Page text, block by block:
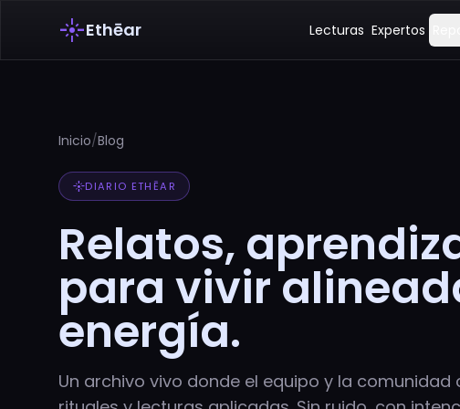
flareEthēar Lecturas Expertos
Inicio/Blog
flareDIARIO ETHĒAR
Relatos,
para vivir
energía.
Un archivo vivo donde el equipo y la